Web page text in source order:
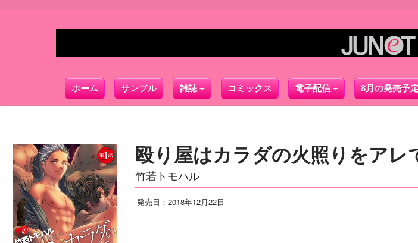
ホーム サンプル 雑誌 コミックス 電子配信 8月の発売予
殴り屋はカラダの火照りをアレ
竹若トモハル
発売日：2018年12月22日